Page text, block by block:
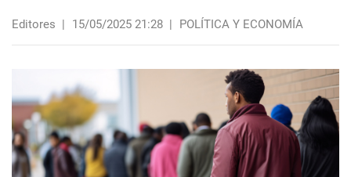
Editores | 15/05/2025 21:28 | POLÍTICA Y ECONOMÍA